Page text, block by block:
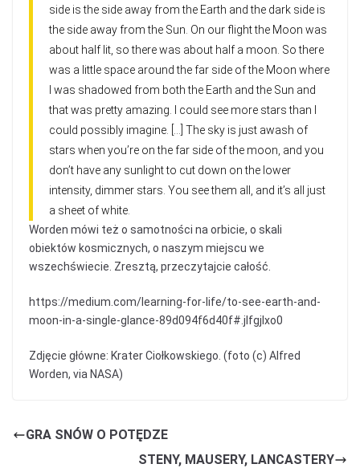
side is the side away from the Earth and the dark side is
the side away from the Sun. On our flight the Moon was
about half lit, so there was about half a moon. So there
was a little space around the far side of the Moon where
I was shadowed from both the Earth and the Sun and
that was pretty amazing. I could see more stars than I
could possibly imagine. […] The sky is just awash of
stars when you’re on the far side of the moon, and you
don’t have any sunlight to cut down on the lower
intensity, dimmer stars. You see them all, and it’s all just
a sheet of white.
Worden mówi też o samotności na orbicie, o skali
obiektów kosmicznych, o naszym miejscu we
wszechświecie. Zresztą, przeczytajcie całość.
https://medium.com/learning-for-life/to-see-earth-and-
moon-in-a-single-glance-89d094f6d40f#.jlfgjlxo0
Zdjęcie główne: Krater Ciołkowskiego. (foto (c) Alfred
Worden, via NASA)
GRA SNÓW O POTĘDZE
STENY, MAUSERY, LANCASTERY